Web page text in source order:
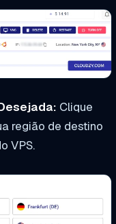
Clique
região de destino
VPS.